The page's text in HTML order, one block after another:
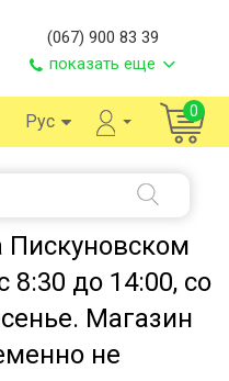
(067) 900 83 39
показать еще
Рус 0
Пискуновском
8:30 до 14:00, со
Магазин
не